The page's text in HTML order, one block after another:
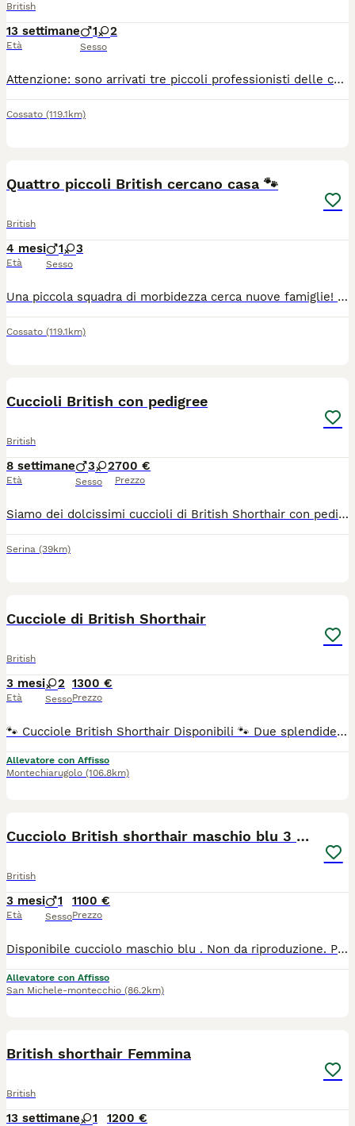
British
13 settimane
Età
1 2
Sesso
Attenzione: sono arrivati tre piccoli professionisti delle coccole! Un maschietto e due femminucce British cercano una nuova casa e persone da conquistare. Sono dolci, curiosi, giocherelloni e hanno già capito una cosa importante: in casa comandano sempre i gatti! 😄 Cresciuti con amore in ambiente familiare, sono abituati alla lettiera e pronti a portare tante fusa, risate e un po’ di allegro disordine. Cerchiamo famiglie serie, responsabili e innamorate degli animali. Per informazioni e foto, scrivetemi esclusivamente su WhatsApp Business: 39 334 273 9258
Cossato (119.1km)
Quattro piccoli British cercano casa 🐾
British
4 mesi
Età
1 3
Sesso
Una piccola squadra di morbidezza cerca nuove famiglie! Sono disponibili quattro bellissimi cuccioli British: un maschietto e tre femminucce. Sono dolci, curiosi, giocherelloni e già molto esperti nel conquistare il cuore delle persone. Amano mangiare, dormire in pose buffe e controllare tutto quello che succede in casa, come dei veri piccoli capi! 😄 Sono cresciuti in ambiente familiare con tanto affetto e sono già abituati alla lettiera. Cerchiamo per loro famiglie serie, responsabili e pronte a ricevere tante fusa. Per informazioni e foto, scrivetemi esclusivamente su WhatsApp Business: 39 3342739258
Cossato (119.1km)
Cuccioli British con pedigree
British
8 settimane
Età
3 2
Sesso
700 €
Prezzo
Siamo dei dolcissimi cuccioli di British Shorthair con pedigree e vorremmo raccontarti qualcosa di noi. Se stai cercando un piccolo amico peloso dal carattere dolce, dagli occhioni magnetici e da un musetto impossibile da non baciare, potremmo essere proprio i gattini giusti per te! Per ora stiamo molto bene qui nel nostro allevamento, circondati da coccole, giochi e tante attenzioni. Siamo cresciuti in un ambiente familiare, abbiamo imparato a usare la lettiera e stiamo diventando dei veri esperti nell'arte delle fusa e della socializzazione. Insomma, ci stiamo preparando al meglio per entrare nelle nostre future famiglie. Anche se siamo felici qui, sappiamo che presto arriverà il momento di vivere una nuova avventura. Quando avremo compiuto tre mesi, ci sentiremo abbastanza grandi e coraggiosi per lasciare il nostro nido e raggiungere le persone che ci ameranno per tutta la vita. I nostri mamma e papà sono entrambi visibili e sono stati testati con esito negativo per FIV, FELV e PKD, così da garantirci un'ottima salute e permetterci di crescere forti e sereni. Quando arriveremo nella nostra nuova casa porteremo con noi: ? Libretto sanitario con certificazione veterinaria ? Microchip identificativo (riportato sul pedigree e su tutta la documentazione di cessione) ? Doppia sverminazione ? Doppia vaccinazione trivalente ? Trattamento antiparassitario ? Dichiarazione di trasferimento di proprietà ? Certificato genealogico (Pedigree) ? Copia dei test genetici dei nostri genitori (FIV, FELV e PKD negativi) Cerchiamo una famiglia speciale che abbia voglia di amarci, coccolarci e viziarci un pochino (va bene, anche tanto!). In cambio promettiamo fusa, compagnia, momenti divertenti e una quantità infinita di tenerezza. Scrivici se pensi di essere il nostro umano ideale!
Serina (39km)
Cucciole di British Shorthair
British
3 mesi
Età
2
Sesso
1300 €
Prezzo
​🐾 Cucciole British Shorthair Disponibili 🐾 ​Due splendide gattine nate in ambiente familiare cercano una famiglia speciale: ​🐱 Blu: un'elegante nuvola grigia, dolcissima e con il classico mantello denso come un peluche. ​🐱 Fawn Bicolore: una colorazione rara, raffinata e dal fascino unico. ​Le cucciole hanno un carattere meraviglioso e vengono cedute con pedigree ufficiale, ciclo vaccinale completo, sverminazioni e libretto sanitario. ​📍 Contattami in privato per foto, video e dettagli. Solo veri interessati. Cell.3933280861
Allevatore con Affisso
Montechiarugolo (106.8km)
Cucciolo British shorthair maschio blu 3 mesi
British
3 mesi
Età
1
Sesso
1100 €
Prezzo
Disponibile cucciolo maschio blu . Non da riproduzione. Pedigree fife, vaccini, microchip, test fiv/felv/hcm/pkd . Sverminato e controllato dal veterinario
Allevatore con Affisso
San Michele-montecchio (86.2km)
British shorthair Femmina
British
13 settimane 1 1200 €